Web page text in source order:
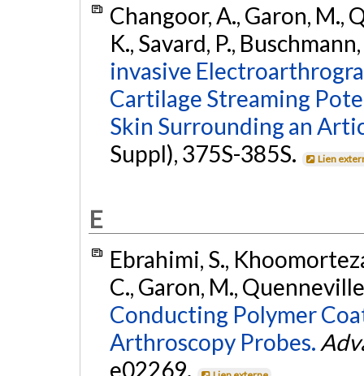
Changoor, A., Garon, M.,
K., Savard, P.,
invasive
Cartilage Streaming
Skin Surrounding an
Suppl), 375S-385S.
Lien
E
Ebrahimi, S.,
C., Garon, M.,
Conducting Polymer
Arthroscopy Probes.
e02269.